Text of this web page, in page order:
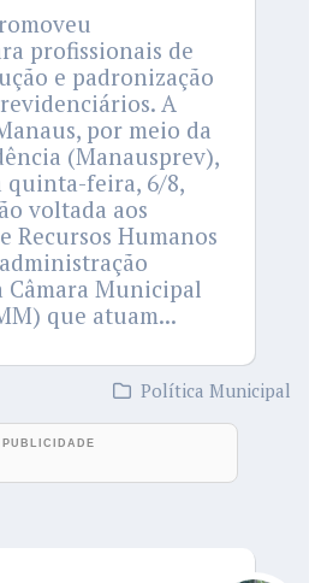
profissionais de
e padronização
A
por meio da
(Manausprev),
quinta-feira, 6/8,
voltada aos
Recursos Humanos
Câmara Municipal
que atuam...
Política Municipal